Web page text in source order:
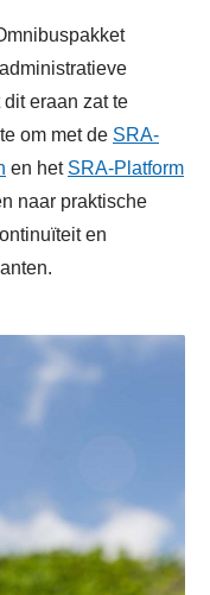
eraan zat te
om met de SRA-
en het SRA-Platform
naar praktische
en